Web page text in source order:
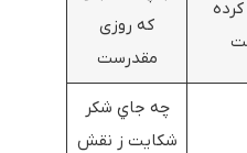
که روزی
مقدرست
چه جاي شكر
شكايت ز نقش